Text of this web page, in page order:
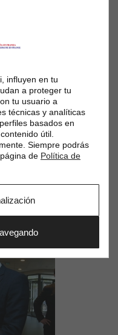
influyen en tu
a proteger tu
tu usuario a
técnicas y analíticas
basados en
útil.
Siempre podrás
de Política de